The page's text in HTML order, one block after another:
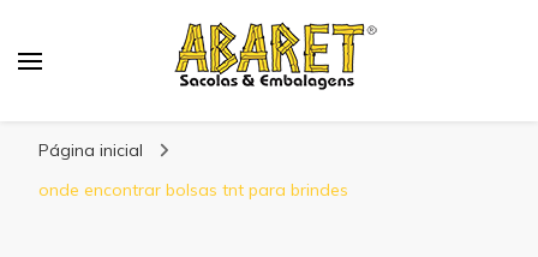
Página inicial
onde encontrar bolsas tnt para brindes